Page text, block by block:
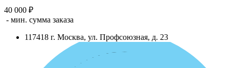
40 000 ₽
- мин. сумма заказа
117418 г. Москва, ул. Профсоюзная, д. 23